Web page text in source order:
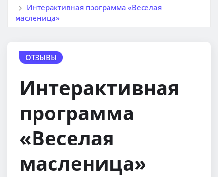
Интерактивная программа «Веселая
масленица»
ОТЗЫВЫ
Интерактивная
программа
«Веселая
масленица»